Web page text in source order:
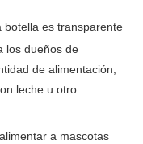
botella es transparente
los dueños de
de alimentación,
leche u otro
a mascotas